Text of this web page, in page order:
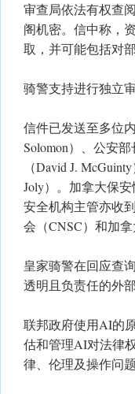
审查局依法有权查
阁机密。信中称，
取，并可能包括对
骑警支持进行独立
信件已发送至多位
Solomon）、公安
（David J.
Joly）。加拿大保
安全机构主管亦收
会（CNSC）和加
皇家骑警在回应查
透明且负责任的外
联邦政府使用AI的
估和管理AI对法律
律、伦理及操作问